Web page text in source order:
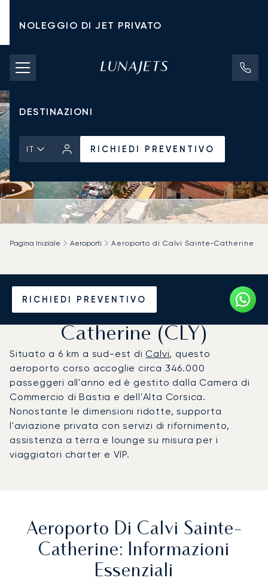
NOLEGGIO DI JET PRIVATO
TARIFFE DI NOLEGGIO
JET PRIVATI
DESTINAZIONI
IT RICHIEDI PREVENTIVO
RICHIEDI PREVENTIVO
Pagina Iniziale Aeroporti Aeroporto di Calvi Sainte-Catherine
Noleggio jet privato per
l'Aeroporto di Calvi Sainte-
Catherine (CLY)
Situato a 6 km a sud-est diCalvi, questo
aeroporto corso accoglie circa 346.000
passeggeri all'anno ed è gestito dalla Camera di
Commercio di Bastia e dell'Alta Corsica.
Nonostante le dimensioni ridotte, supporta
l'aviazione privata con servizi di rifornimento,
assistenza a terra e lounge su misura per i
viaggiatori charter e VIP.
Aeroporto Di Calvi Sainte-
Catherine: Informazioni
Essenziali